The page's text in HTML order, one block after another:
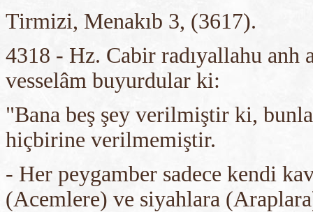
Tirmizi, Menakıb 3, (3617).
4318 - Hz. Cabir radıyallahu anh
vesselâm buyurdular ki:
"Bana beş şey verilmiştir ki,
hiçbirine verilmemiştir.
- Her peygamber sadece kendi
(Acemlere) ve siyahlara